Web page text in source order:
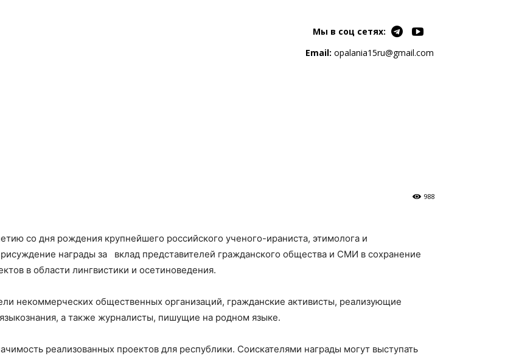
Мы в соц сетях:
Email: opalania15ru@gmail.com
988
со дня рождения крупнейшего российского ученого-ираниста, этимолога и
награды за вклад представителей гражданского общества и СМИ в сохранение
в области лингвистики и осетиноведения.
некоммерческих общественных организаций, гражданские активисты, реализующие
а также журналисты, пишущие на родном языке.
реализованных проектов для республики. Соискателями награды могут выступать